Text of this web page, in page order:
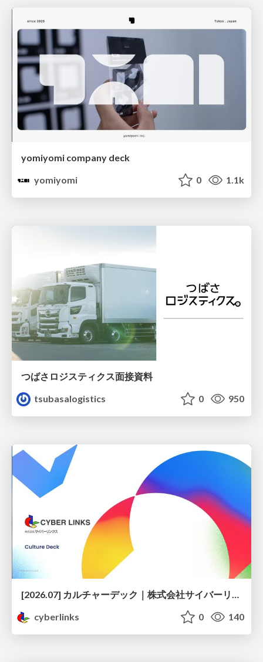
yomiyomi company deck
yomiyomi
0 1.1k
つばさロジスティクス面接資料
tsubasalogistics
0 950
[2026.07] カルチャーデック｜株式会社サイバーリンクス
cyberlinks
0 140